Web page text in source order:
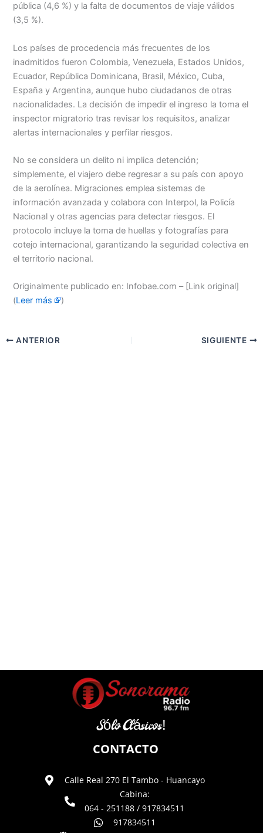
pública (4,6 %) y la falta de documentos de viaje válidos
(3,5 %).
Los países de procedencia más frecuentes de los
inadmitidos fueron Colombia, Venezuela, Estados Unidos,
Ecuador, República Dominicana, Brasil, México, Cuba,
España y Argentina, aunque hubo ciudadanos de otras
nacionalidades. La decisión de impedir el ingreso la toma el
inspector migratorio tras revisar los requisitos, analizar
alertas internacionales y perfilar riesgos.
No se considera un delito ni implica detención;
simplemente, el viajero debe regresar a su país con apoyo
de la aerolínea. Migraciones emplea sistemas de
información avanzada y colabora con Interpol, la Policía
Nacional y otras agencias para detectar riesgos. El
protocolo incluye la toma de huellas y fotografías para
cotejo internacional, garantizando la seguridad colectiva en
el territorio nacional.
Originalmente publicado en: Infobae.com – [Link original]
(Leer más )
ANTERIOR SIGUIENTE
Sólo Clásicos!
CONTACTO
Calle Real 270 El Tambo - Huancayo
Cabina:
064 - 251188 / 917834511
917834511